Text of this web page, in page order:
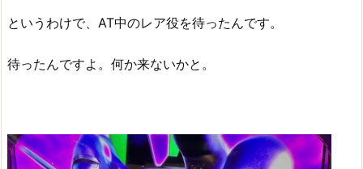
というわけで、AT中のレア役を待ったんです。
待ったんですよ。何か来ないかと。